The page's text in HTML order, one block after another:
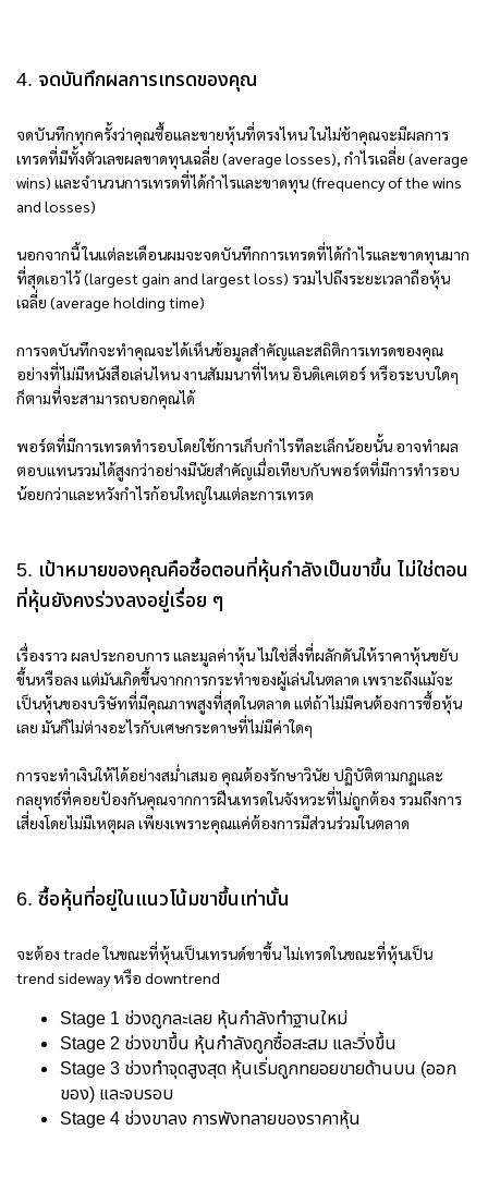
4. จดบันทึกผลการเทรดของคุณ
จดบันทึกทุกครั้งว่าคุณซื้อและขายหุ้นที่ตรงไหน ในไม่ช้าคุณจะมีผลการ
เทรดที่มีทั้งตัวเลขผลขาดทุนเฉลี่ย (average losses), กำไรเฉลี่ย (average
wins) และจำนวนการเทรดที่ได้กำไรและขาดทุน (frequency of the wins
and losses)
นอกจากนี้ ในแต่ละเดือนผมจะจดบันทึกการเทรดที่ได้กำไรและขาดทุนมาก
ที่สุดเอาไว้ (largest gain and largest loss) รวมไปถึงระยะเวลาถือหุ้น
เฉลี่ย (average holding time)
การจดบันทึกจะทำคุณจะได้เห็นข้อมูลสำคัญและสถิติการเทรดของคุณ
อย่างที่ไม่มีหนังสือเล่นไหน งานสัมมนาที่ไหน อินดิเคเตอร์ หรือระบบใดๆ
ก็ตามที่จะสามารถบอกคุณได้
พอร์ตที่มีการเทรดทำรอบโดยใช้การเก็บกำไรทีละเล็กน้อยนั้น อาจทำผล
ตอบแทนรวมได้สูงกว่าอย่างมีนัยสำคัญเมื่อเทียบกับพอร์ตที่มีการทำรอบ
น้อยกว่าและหวังกำไรก้อนใหญ่ในแต่ละการเทรด
5. เป้าหมายของคุณคือซื้อตอนที่หุ้นกำลังเป็นขาขึ้น ไม่ใช่ตอน
ที่หุ้นยังคงร่วงลงอยู่เรื่อย ๆ
เรื่องราว ผลประกอบการ และมูลค่าหุ้น ไม่ใช่สิ่งที่ผลักดันให้ราคาหุ้นขยับ
ขึ้นหรือลง แต่มันเกิดขึ้นจากการกระทำของผู้เล่นในตลาด เพราะถึงแม้จะ
เป็นหุ้นของบริษัทที่มีคุณภาพสูงที่สุดในตลาด แต่ถ้าไม่มีคนต้องการซื้อหุ้น
เลย มันก็ไม่ต่างอะไรกับเศษกระดาษที่ไม่มีค่าใดๆ
การจะทำเงินให้ได้อย่างสม่ำเสมอ คุณต้องรักษาวินัย ปฏิบัติตามกฏและ
กลยุทธ์ที่คอยป้องกันคุณจากการฝืนเทรดในจังหวะที่ไม่ถูกต้อง รวมถึงการ
เสี่ยงโดยไม่มีเหตุผล เพียงเพราะคุณแค่ต้องการมีส่วนร่วมในตลาด
6. ซื้อหุ้นที่อยู่ในแนวโน้มขาขึ้นเท่านั้น
จะต้อง trade ในขณะที่หุ้นเป็นเทรนด์ขาขึ้น ไม่เทรดในขณะที่หุ้นเป็น
trend sideway หรือ downtrend
Stage 1 ช่วงถูกละเลย หุ้นกำลังทำฐานใหม่
Stage 2 ช่วงขาขึ้น หุ้นกำลังถูกซื้อสะสม และวิ่งขึ้น
Stage 3 ช่วงทำจุดสูงสุด หุ้นเริ่มถูกทยอยขายด้านบน (ออก
ของ) และจบรอบ
Stage 4 ช่วงขาลง การพังทลายของราคาหุ้น